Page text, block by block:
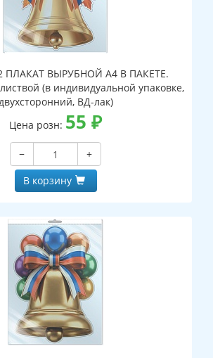
ПЛАКАТ ВЫРУБНОЙ А4 В ПАКЕТЕ.
(в индивидуальной упаковке,
ВД-лак)
Цена розн: 55 ₽
−
+
В корзину